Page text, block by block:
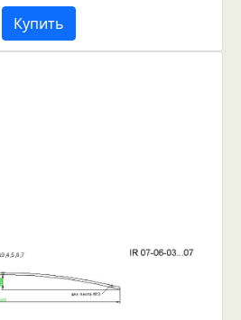
Купить